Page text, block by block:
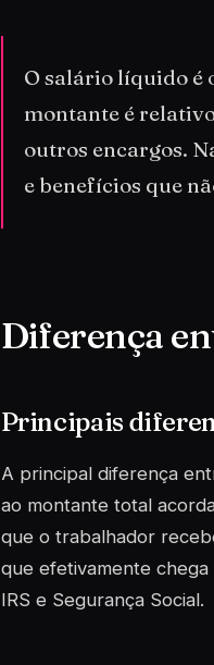
O salário líquido é
montante é
outros encargos.
e benefícios que
Diferença
Principais
A principal diferença
ao montante total
que o trabalhador
que efetivamente
IRS e Segurança Social.